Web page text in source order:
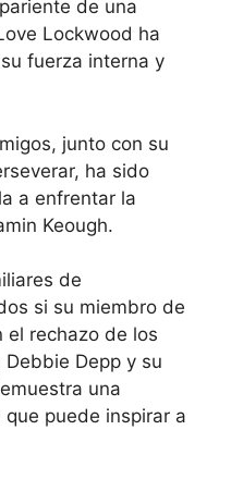
de una
Lockwood ha
fuerza interna y
junto con su
ha sido
a enfrentar la
Keough.
de
si su miembro de
el rechazo de los
Depp y su
una
puede inspirar a